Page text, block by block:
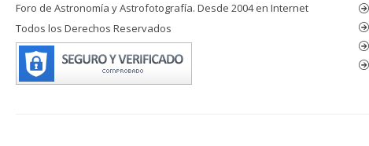
Foro de Astronomía y Astrofotografía. Desde 2004 en Internet
Todos los Derechos Reservados